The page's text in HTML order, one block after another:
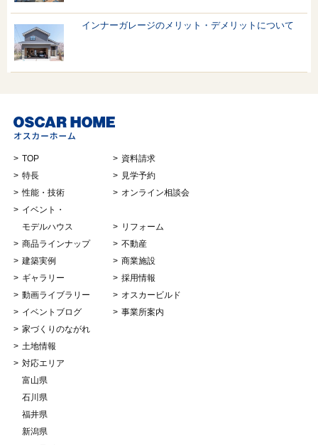
インナーガレージのメリット・デメリットについて
TOP
特長
性能・技術
イベント・
モデルハウス
商品ラインナップ
建築実例
ギャラリー
動画ライブラリー
イベントブログ
家づくりのながれ
土地情報
対応エリア
富山県
石川県
福井県
新潟県
資料請求
見学予約
オンライン相談会
リフォーム
不動産
商業施設
採用情報
オスカービルド
事業所案内